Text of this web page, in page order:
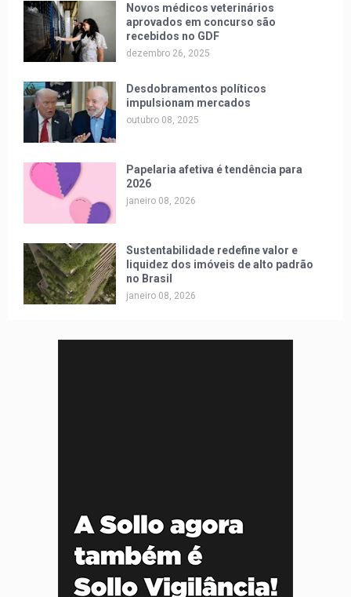
Novos médicos veterinários
aprovados em concurso são
recebidos no GDF
dezembro 26, 2025
Desdobramentos políticos
impulsionam mercados
outubro 08, 2025
Papelaria afetiva é tendência para
2026
janeiro 08, 2026
Sustentabilidade redefine valor e
liquidez dos imóveis de alto padrão
no Brasil
janeiro 08, 2026